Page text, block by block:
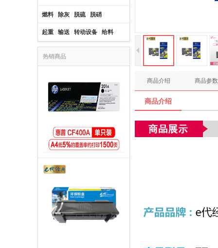
燃料 / 除灰 / 脱硫/ 脱硝 /
起重 / 输送 / 转动设备 / 给料 /
热销商品
商品介绍 商品参数
商品介绍